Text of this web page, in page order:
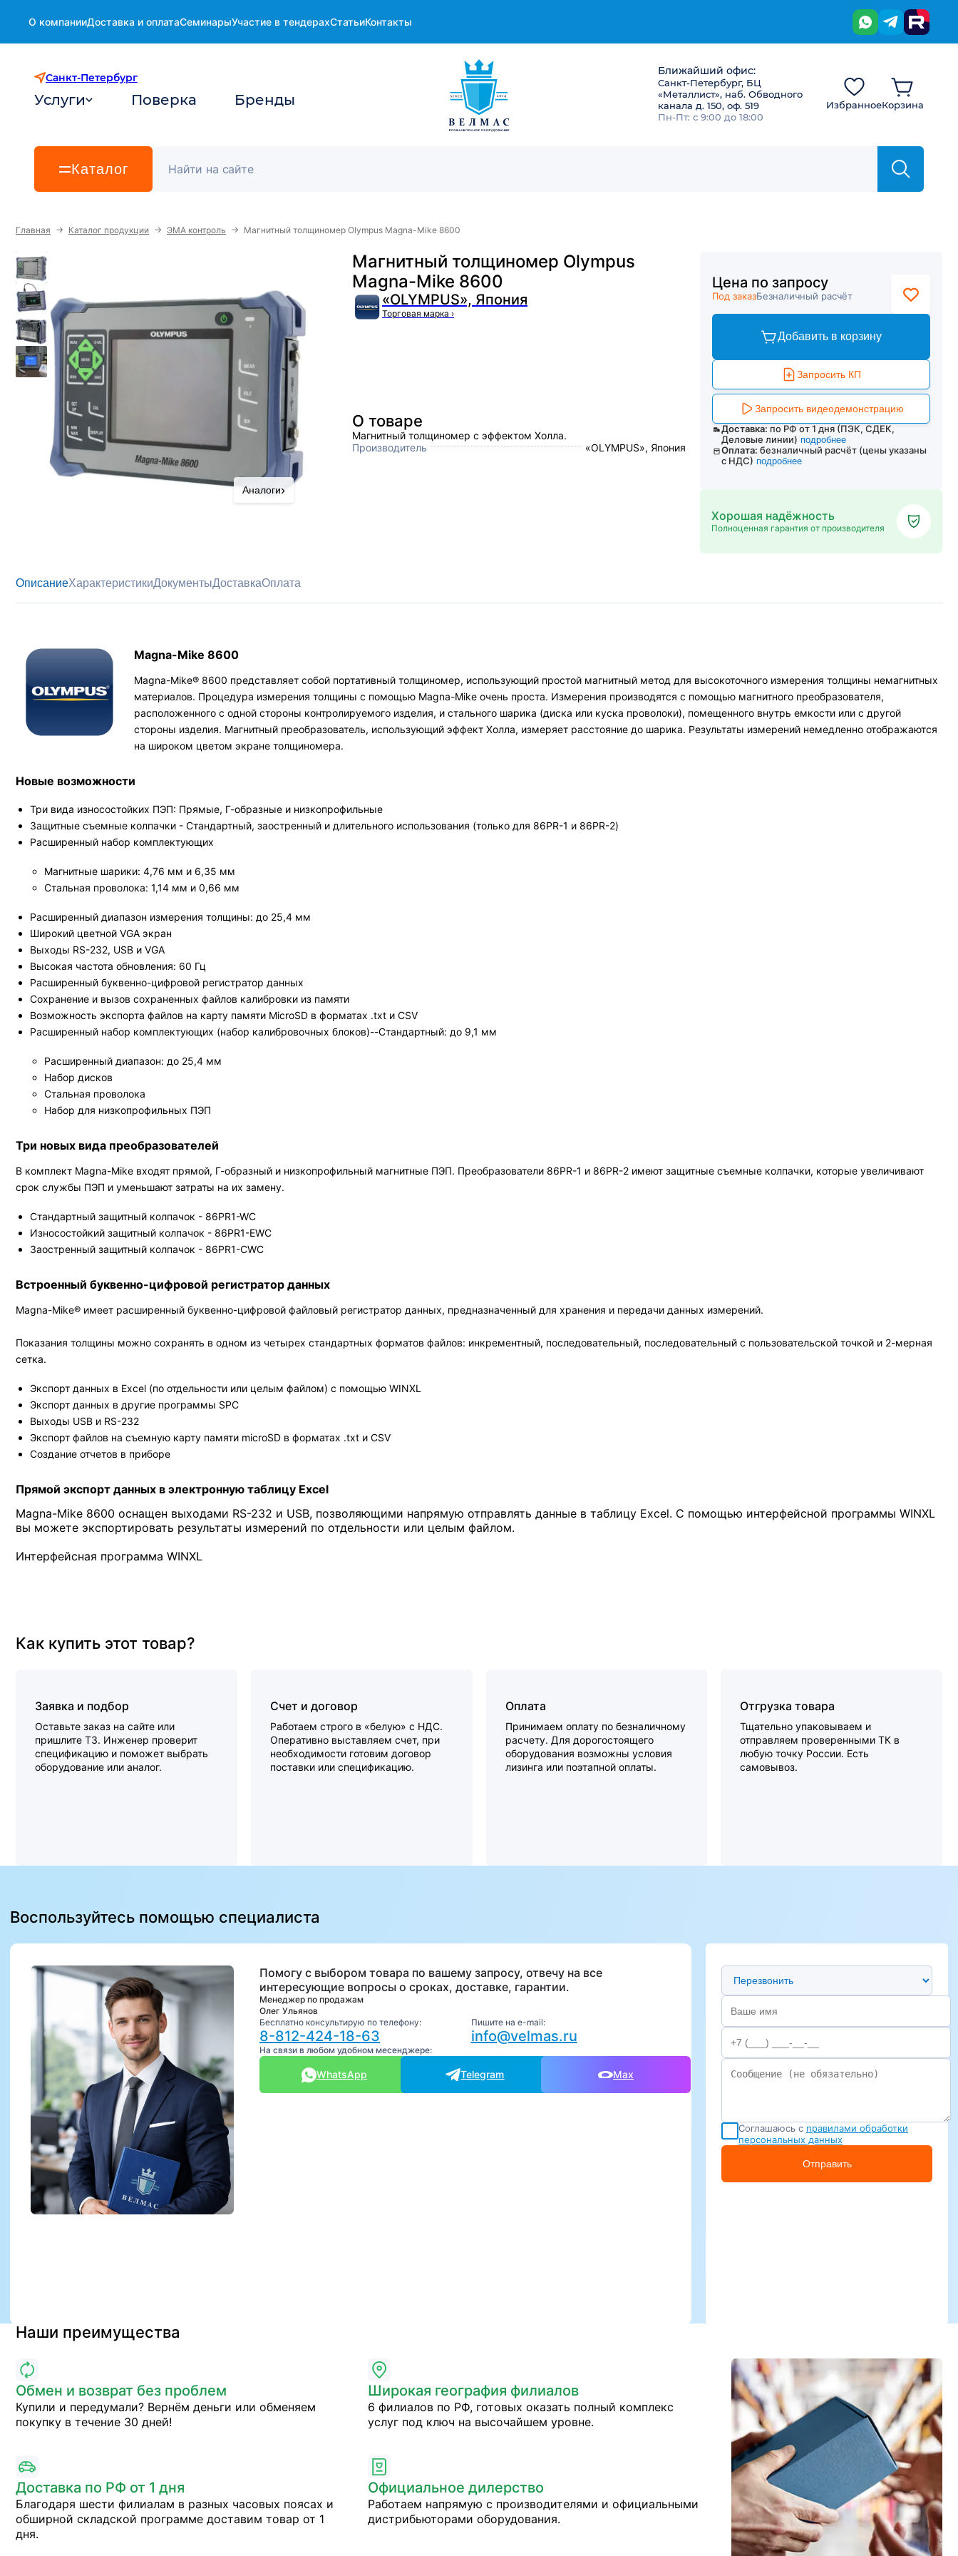
О компанииДоставка и оплатаСеминарыУчастие в тендерахСтатьиКонтакты
Санкт-Петербург
Услуги Поверка Бренды
Ближайший офис:
Санкт-Петербург, БЦ
«Металлист», наб. Обводного
канала д. 150, оф. 519
Пн-Пт: с 9:00 до 18:00
ИзбранноеКорзина
Каталог
Главная → Каталог продукции → ЭМА контроль → Магнитный толщиномер Olympus Magna-Mike 8600
Магнитный толщиномер Olympus
Magna-Mike 8600
«OLYMPUS», Япония
Торговая марка ›
Аналоги›
О товаре
Магнитный толщиномер c эффектом Холла.
Производитель
«OLYMPUS», Япония
Цена по запросу
Под заказБезналичный расчёт
Добавить в корзину
Запросить КП
Запросить видеодемонстрацию
Доставка: по РФ от 1 дня (ПЭК, СДЕК,
Деловые линии) подробнее
Оплата: безналичный расчёт (цены указаны
с НДС) подробнее
Хорошая надёжность
Полноценная гарантия от производителя
ОписаниеХарактеристикиДокументыДоставкаОплата
Magna-Mike 8600
Magna-Mike® 8600 представляет собой портативный толщиномер, использующий простой магнитный метод для высокоточного измерения толщины немагнитных
материалов. Процедура измерения толщины с помощью Magna-Mike очень проста. Измерения производятся с помощью магнитного преобразователя,
расположенного с одной стороны контролируемого изделия, и стального шарика (диска или куска проволоки), помещенного внутрь емкости или с другой
стороны изделия. Магнитный преобразователь, использующий эффект Холла, измеряет расстояние до шарика. Результаты измерений немедленно отображаются
на широком цветом экране толщиномера.
Новые возможности
Три вида износостойких ПЭП: Прямые, Г-образные и низкопрофильные
Защитные съемные колпачки - Стандартный, заостренный и длительного использования (только для 86PR-1 и 86PR-2)
Расширенный набор комплектующих
Магнитные шарики: 4,76 мм и 6,35 мм
Стальная проволока: 1,14 мм и 0,66 мм
Расширенный диапазон измерения толщины: до 25,4 мм
Широкий цветной VGA экран
Выходы RS-232, USB и VGA
Высокая частота обновления: 60 Гц
Расширенный буквенно-цифровой регистратор данных
Сохранение и вызов сохраненных файлов калибровки из памяти
Возможность экспорта файлов на карту памяти MicroSD в форматах .txt и CSV
Расширенный набор комплектующих (набор калибровочных блоков)--Стандартный: до 9,1 мм
Расширенный диапазон: до 25,4 мм
Набор дисков
Стальная проволока
Набор для низкопрофильных ПЭП
Три новых вида преобразователей
В комплект Magna-Mike входят прямой, Г-образный и низкопрофильный магнитные ПЭП. Преобразователи 86PR-1 и 86PR-2 имеют защитные съемные колпачки, которые увеличивают
срок службы ПЭП и уменьшают затраты на их замену.
Стандартный защитный колпачок - 86PR1-WC
Износостойкий защитный колпачок - 86PR1-EWC
Заостренный защитный колпачок - 86PR1-CWC
Встроенный буквенно-цифровой регистратор данных
Magna-Mike® имеет расширенный буквенно-цифровой файловый регистратор данных, предназначенный для хранения и передачи данных измерений.
Показания толщины можно сохранять в одном из четырех стандартных форматов файлов: инкрементный, последовательный, последовательный с пользовательской точкой и 2-мерная
сетка.
Экспорт данных в Excel (по отдельности или целым файлом) с помощью WINXL
Экспорт данных в другие программы SPC
Выходы USB и RS-232
Экспорт файлов на съемную карту памяти microSD в форматах .txt и CSV
Создание отчетов в приборе
Прямой экспорт данных в электронную таблицу Excel
Magna-Mike 8600 оснащен выходами RS-232 и USB, позволяющими напрямую отправлять данные в таблицу Excel. С помощью интерфейсной программы WINXL
вы можете экспортировать результаты измерений по отдельности или целым файлом.
Интерфейсная программа WINXL
Как купить этот товар?
Заявка и подбор
Оставьте заказ на сайте или
пришлите ТЗ. Инженер проверит
спецификацию и поможет выбрать
оборудование или аналог.
Счет и договор
Работаем строго в «белую» с НДС.
Оперативно выставляем счет, при
необходимости готовим договор
поставки или спецификацию.
Оплата
Принимаем оплату по безналичному
расчету. Для дорогостоящего
оборудования возможны условия
лизинга или поэтапной оплаты.
Отгрузка товара
Тщательно упаковываем и
отправляем проверенными ТК в
любую точку России. Есть
самовывоз.
Воспользуйтесь помощью специалиста
Помогу с выбором товара по вашему запросу, отвечу на все
интересующие вопросы о сроках, доставке, гарантии.
Менеджер по продажам
Олег Ульянов
Бесплатно консультирую по телефону:
8-812-424-18-63
Пишите на e-mail:
info@velmas.ru
На связи в любом удобном месенджере:
WhatsApp Telegram Max
Предпочтительный способ связи
Соглашаюсь с правилами обработки
персональных данных
Отправить
Наши преимущества
Обмен и возврат без проблем
Купили и передумали? Вернём деньги или обменяем
покупку в течение 30 дней!
Широкая география филиалов
6 филиалов по РФ, готовых оказать полный комплекс
услуг под ключ на высочайшем уровне.
Доставка по РФ от 1 дня
Благодаря шести филиалам в разных часовых поясах и
обширной складской программе доставим товар от 1
дня.
Официальное дилерство
Работаем напрямую с производителями и официальными
дистрибьюторами оборудования.